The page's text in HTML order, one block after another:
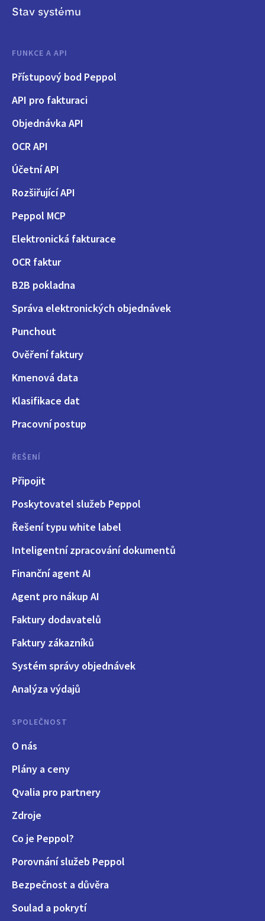
Stav systému
FUNKCE A API
Přístupový bod Peppol
API pro fakturaci
Objednávka API
OCR API
Účetní API
Rozšiřující API
Peppol MCP
Elektronická fakturace
OCR faktur
B2B pokladna
Správa elektronických objednávek
Punchout
Ověření faktury
Kmenová data
Klasifikace dat
Pracovní postup
ŘEŠENÍ
Připojit
Poskytovatel služeb Peppol
Řešení typu white label
Inteligentní zpracování dokumentů
Finanční agent AI
Agent pro nákup AI
Faktury dodavatelů
Faktury zákazníků
Systém správy objednávek
Analýza výdajů
SPOLEČNOST
O nás
Plány a ceny
Qvalia pro partnery
Zdroje
Co je Peppol?
Porovnání služeb Peppol
Bezpečnost a důvěra
Soulad a pokrytí